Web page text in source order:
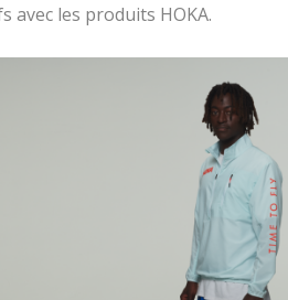
avec les produits HOKA.